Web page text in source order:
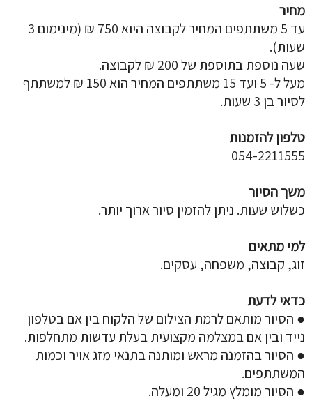
מחיר
עד 5 משתתפים המחיר לקבוצה היוא 750 ₪ (מינימום 3
שעות).
שעה נוספת בתוספת של 200 ₪ לקבוצה.
מעל ל- 5 ועד 15 משתתפים המחיר הוא 150 ₪ למשתתף
לסיור בן 3 שעות.
טלפון להזמנות
054-2211555
משך הסיור
כשלוש שעות. ניתן להזמין סיור ארוך יותר.
למי מתאים
זוג, קבוצה, משפחה, עסקים.
כדאי לדעת
● הסיור מותאם לרמת הצילום של הלקוח בין אם בטלפון
נייד ובין אם במצלמה מקצועית בעלת עדשות מתחלפות.
● הסיור בהזמנה מראש ומותנה בתנאי מזג אויר וכמות
המשתתפים.
● הסיור מומלץ מגיל 20 ומעלה.